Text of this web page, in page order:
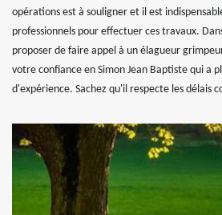
opérations est à souligner et il est
professionnels pour effectuer ces travaux.
proposer de faire appel à un élagueur
votre confiance en Simon Jean Baptiste qui a
d'expérience. Sachez qu'il respecte les délais